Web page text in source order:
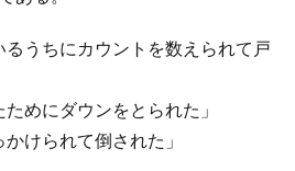
るうちにカウントを数えられて戸
めにダウンをとられた」
けられて倒された」